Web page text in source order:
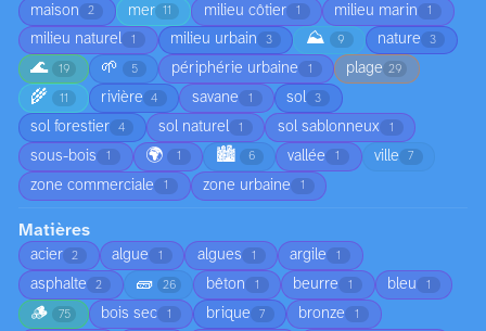
maison 2 mer 11 milieu côtier 1 milieu marin 1
milieu naturel 1 milieu urbain 3 ⛰️ 9 nature 3
🌊 19 🌱 5 périphérie urbaine 1 plage 29
🌾 11 rivière 4 savane 1 sol 3
sol forestier 4 sol naturel 1 sol sablonneux 1
sous-bois 1 🌍 1 🏙️ 6 vallée 1 ville 7
zone commerciale 1 zone urbaine 1
Matières
acier 2 algue 1 algues 1 argile 1
asphalte 2 🧱 26 bêton 1 beurre 1 bleu 1
🪵 75 bois sec 1 brique 7 bronze 1